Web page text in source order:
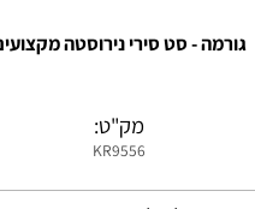
- סט סירי נירוסטה מקצועים